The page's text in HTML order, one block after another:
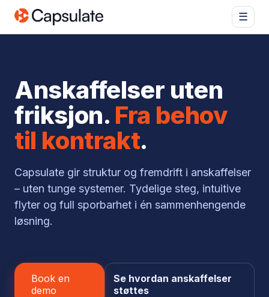
☰
Anskaffelser uten
friksjon. Fra behov
til kontrakt.
Capsulate gir struktur og fremdrift i anskaffelser
– uten tunge systemer. Tydelige steg, intuitive
flyter og full sporbarhet i én sammenhengende
løsning.
Book en
demo
Se hvordan anskaffelser
støttes